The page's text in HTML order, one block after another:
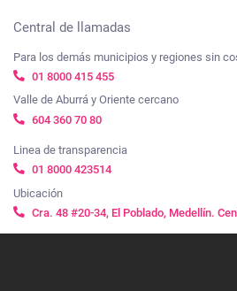
Central de llamadas
Para los demás municipios y regiones sin
01 8000 415 455
Valle de Aburrá y Oriente cercano
604 360 70 80
Linea de transparencia
01 8000 423514
Ubicación
Cra. 48 #20-34, El Poblado, Medellín.